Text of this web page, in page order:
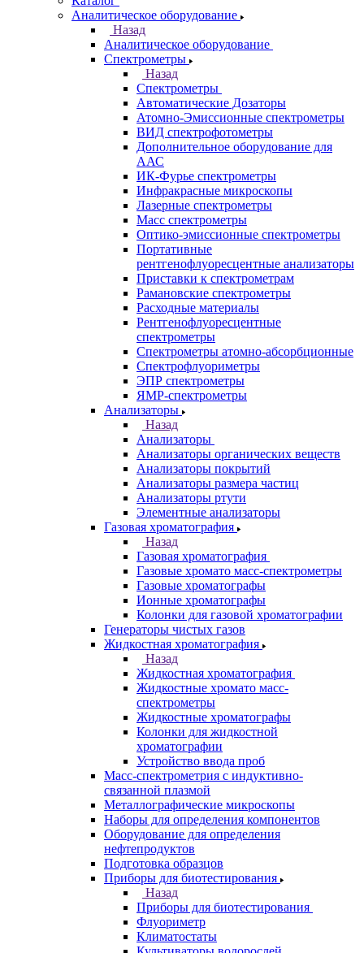
Казань
Назад
Города
Казань
Санкт-Петербург
Аналитическое оборудование
Назад
Аналитическое оборудование
Спектрометры
Назад
Спектрометры
Автоматические Дозаторы
Атомно-Эмиссионные спектрометры
ВИД спектрофотометры
Дополнительное оборудование для
ААС
ИК-Фурье спектрометры
Инфракрасные микроскопы
Лазерные спектрометры
Масс спектрометры
Оптико-эмиссионные спектрометры
Портативные
рентгенофлуоресцентные анализаторы
Приставки к спектрометрам
Рамановские спектрометры
Расходные материалы
Рентгенофлуоресцентные
спектрометры
Спектрометры атомно-абсорбционные
Спектрофлуориметры
ЭПР спектрометры
ЯМР-спектрометры
Анализаторы
Назад
Анализаторы
Анализаторы органических веществ
Анализаторы покрытий
Анализаторы размера частиц
Анализаторы ртути
Элементные анализаторы
Газовая хроматография
Назад
Газовая хроматография
Газовые хромато масс-спектрометры
Газовые хроматографы
Ионные хроматографы
Колонки для газовой хроматографии
Генераторы чистых газов
Жидкостная хроматография
Назад
Жидкостная хроматография
Жидкостные хромато масс-
спектрометры
Жидкостные хроматографы
Колонки для жидкостной
хроматографии
Устройство ввода проб